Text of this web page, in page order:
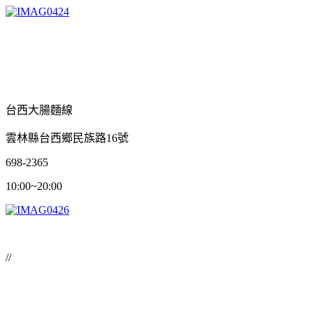
台西大腸麵線
雲林縣台西鄉民族路16號
698-2365
10:00~20:00
//